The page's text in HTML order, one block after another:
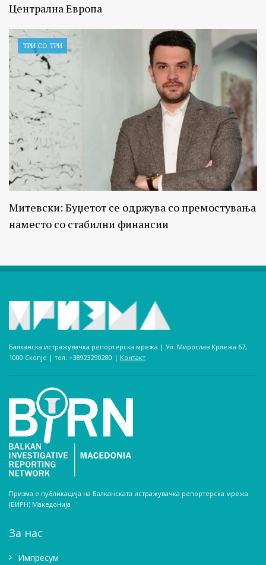
Централна Европа
ТРИ СО ТРИ
Митевски: Буџетот се одржува со премостувања
наместо со стабилни финансии
Балканска истражувачка репортерска мрежа | Ул. Мирослав Крлежа 67,
1000 Скопје | тел. +38923290280­ | Контакт
Призма е публикација на Балканската истражувачка репортерска мрежа
(БИРН) Македонија
За нас
Импресум